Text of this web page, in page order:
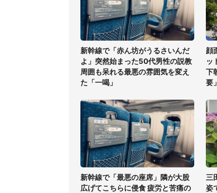
新幹線で「赤ん坊がうるさいんだ
よ」突然始まった50代男性の説教
周囲も呆れる最悪の雰囲気を変え
た「一喝」
顔
ッ
下
要
新幹線で「最悪の座席」隣が大股
広げてこちらに侵食 疲労と苦痛の
三
姿